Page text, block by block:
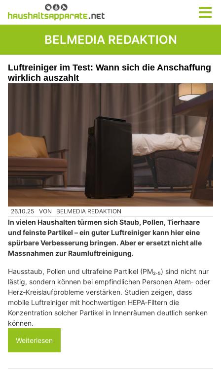
BELMEDIA REDAKTION
Luftreiniger im Test: Wann sich die Anschaffung
wirklich auszahlt
26.10.25 VON BELMEDIA REDAKTION
In vielen Haushalten türmen sich Staub, Pollen, Tierhaare
und feinste Partikel – ein guter Luftreiniger kann hier eine
spürbare Verbesserung bringen. Aber er ersetzt nicht alle
Massnahmen zur Raumluftreinigung.
Hausstaub, Pollen und ultrafeine Partikel (PM₂.₅) sind nicht nur
lästig, sondern können bei empfindlichen Personen Atem‑ oder
Herz‑Kreislaufprobleme verstärken. Studien zeigen, dass
mobile Luftreiniger mit hochwertigen HEPA‑Filtern die
Konzentration solcher Partikel in Innenräumen deutlich senken
können.
Weiterlesen